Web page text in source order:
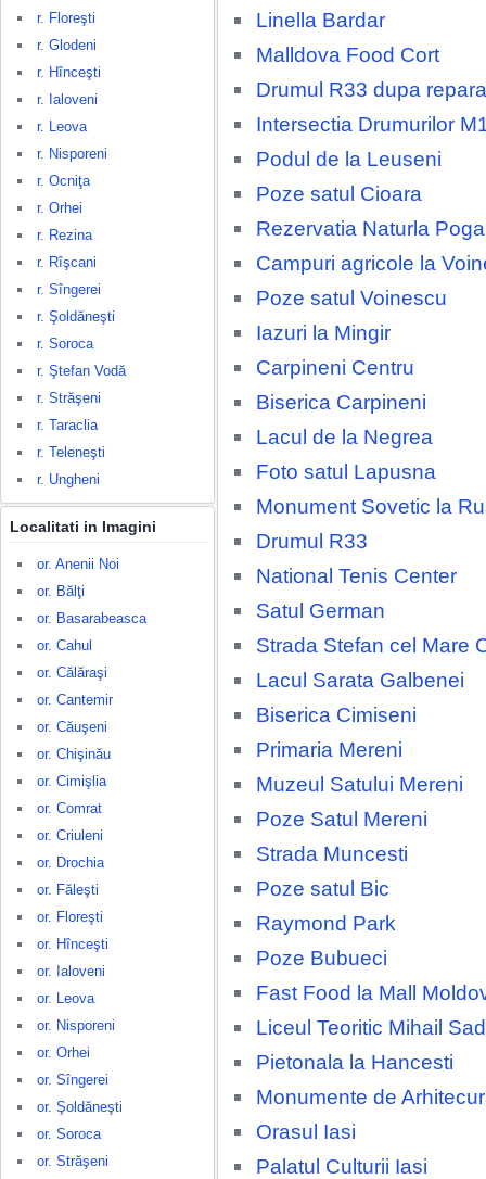
r. Floreşti
r. Glodeni
r. Hînceşti
r. Ialoveni
r. Leova
r. Nisporeni
r. Ocniţa
r. Orhei
r. Rezina
r. Rîşcani
r. Sîngerei
r. Şoldăneşti
r. Soroca
r. Ştefan Vodă
r. Străşeni
r. Taraclia
r. Teleneşti
r. Ungheni
Localitati in Imagini
or. Anenii Noi
or. Bălţi
or. Basarabeasca
or. Cahul
or. Călăraşi
or. Cantemir
or. Căuşeni
or. Chişinău
or. Cimişlia
or. Comrat
or. Criuleni
or. Drochia
or. Făleşti
or. Floreşti
or. Hînceşti
or. Ialoveni
or. Leova
or. Nisporeni
or. Orhei
or. Sîngerei
or. Şoldăneşti
or. Soroca
or. Străşeni
Linella Bardar
Malldova Food Cort
Drumul R33 dupa
Intersectia Drumurilor
Podul de la Leuseni
Poze satul Cioara
Rezervatia Naturla
Campuri agricole la
Poze satul Voinescu
Iazuri la Mingir
Carpineni Centru
Biserica Carpineni
Lacul de la Negrea
Foto satul Lapusna
Monument Sovetic la
Drumul R33
National Tenis Center
Satul German
Strada Stefan cel Mare
Lacul Sarata Galbenei
Biserica Cimiseni
Primaria Mereni
Muzeul Satului Mereni
Poze Satul Mereni
Strada Muncesti
Poze satul Bic
Raymond Park
Poze Bubueci
Fast Food la Mall
Liceul Teoritic Mihail
Pietonala la Hancesti
Monumente de
Orasul Iasi
Palatul Culturii Iasi